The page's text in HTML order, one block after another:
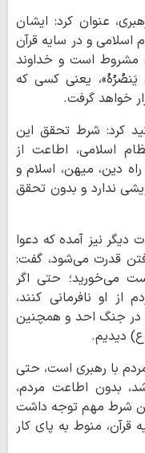
عنوان کرد: ایشان
اسلامی و در سایه قرآن
مشروط است و خداوند
یَنصُرُهُ»، یعنی کسی که
خواهد گرفت.
کرد: شرط تحقق این
اسلامی، اطاعت از
دین، میهن، اسلام و
ندارد و بدون تحقق
دیگر نیز آمده که دعوا
قدرت می‌شود، گفت:
می‌خورید؛ حتی اگر
از او نافرمانی کنند،
جنگ احد و همچنین
دیدیم.
با رهبری است، حتی
بدون اطاعت مردم،
شرط مهم توجه داشت
منوط به پای کار